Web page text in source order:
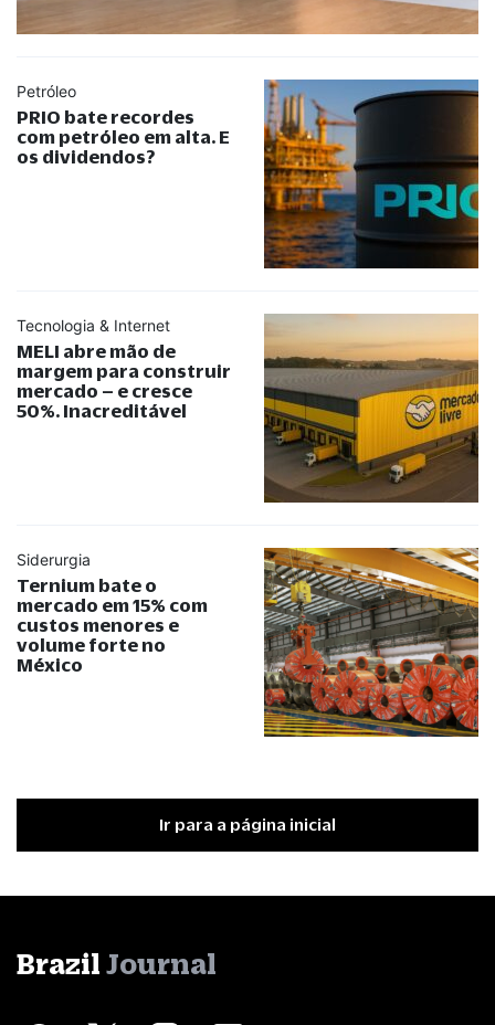
Petróleo
PRIO bate recordes
com petróleo em alta. E
os dividendos?
Tecnologia & Internet
MELI abre mão de
margem para construir
mercado – e cresce
50%. Inacreditável
Siderurgia
Ternium bate o
mercado em 15% com
custos menores e
volume forte no
México
Ir para a página inicial
Brazil Journal